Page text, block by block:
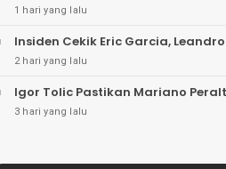
1 hari yang lalu
Insiden Cekik Eric Garcia,
2 hari yang lalu
Igor Tolic Pastikan Mariano
3 hari yang lalu